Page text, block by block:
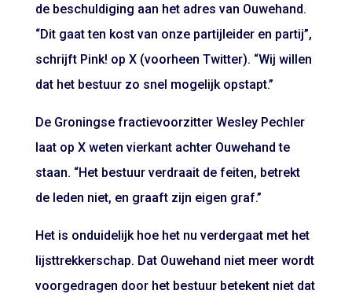
de beschuldiging aan het adres van Ouwehand.
“Dit gaat ten kost van onze partijleider en partij”,
schrijft Pink! op X (voorheen Twitter). “Wij willen
dat het bestuur zo snel mogelijk opstapt.”
De Groningse fractievoorzitter Wesley Pechler
laat op X weten vierkant achter Ouwehand te
staan. “Het bestuur verdraait de feiten, betrekt
de leden niet, en graaft zijn eigen graf.”
Het is onduidelijk hoe het nu verdergaat met het
lijsttrekkerschap. Dat Ouwehand niet meer wordt
voorgedragen door het bestuur betekent niet dat